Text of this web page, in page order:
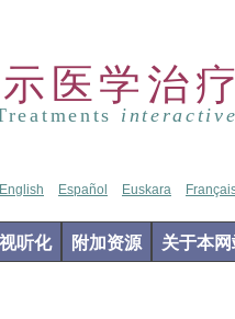
示医学治
English Español Euskara
视听化 附加资源 关于本网